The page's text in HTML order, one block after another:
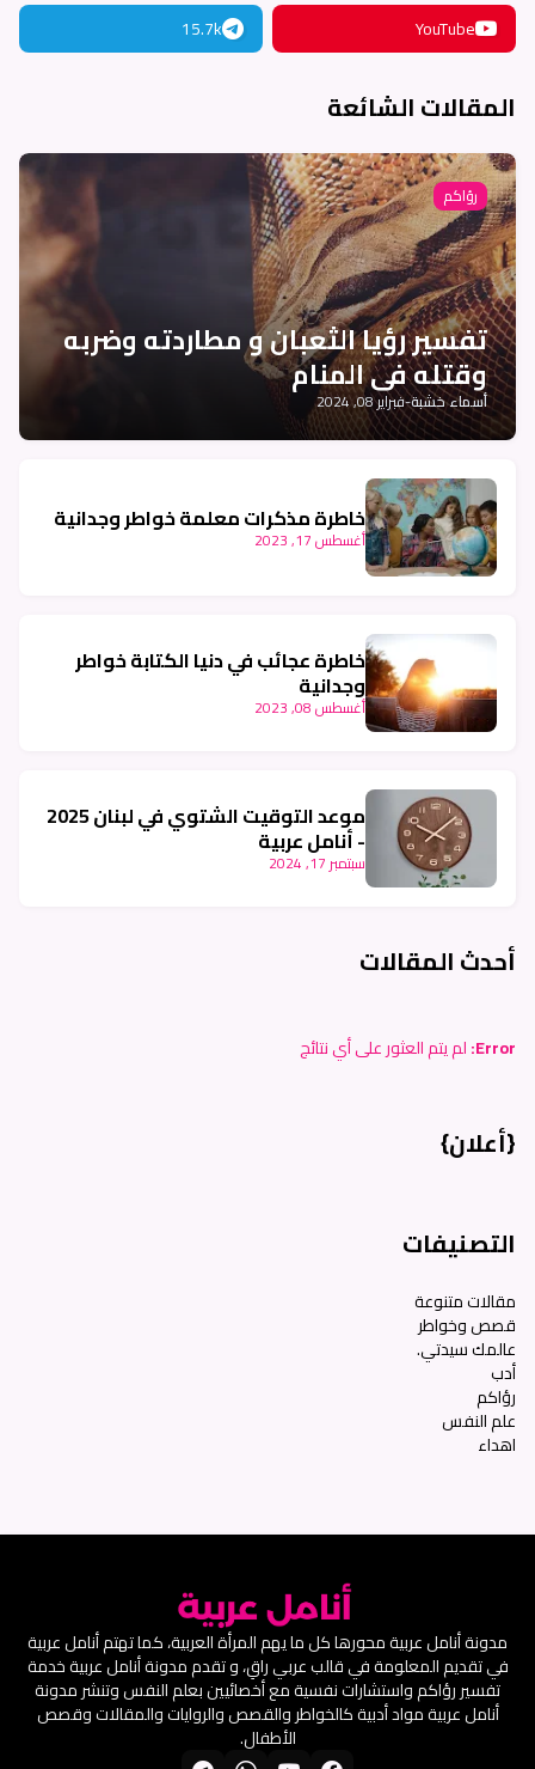
YouTube
15.7k
المقالات الشائعة
رؤاكم
تفسير رؤيا الثعبان و مطاردته وضربه
وقتله في المنام
أسماء خشبة-فبراير 08, 2024
خاطرة مذكرات معلمة خواطر وجدانية
أغسطس 17, 2023
خاطرة عجائب في دنيا الكتابة خواطر
وجدانية
أغسطس 08, 2023
موعد التوقيت الشتوي في لبنان 2025
- أنامل عربية
سبتمبر 17, 2024
أحدث المقالات
Error: لم يتم العثور على أي نتائج
{أعلان}
التصنيفات
مقالات متنوعة
قصص وخواطر
عالمك سيدتي.
أدب
رؤاكم
علم النفس
اهداء
مدونة أنامل عربية محورها كل ما يهم المرأة العربية، كما تهتم أنامل عربية
في تقديم المعلومة في قالب عربي راقِ، و تقدم مدونة أنامل عربية خدمة
تفسير رؤاكم واستشارات نفسية مع أخصائيين بعلم النفس وتنشر مدونة
أنامل عربية مواد أدبية كالخواطر والقصص والروايات والمقالات وقصص
الأطفال.